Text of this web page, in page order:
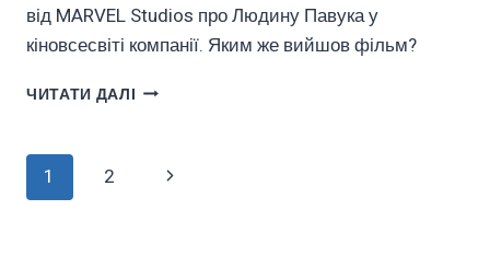
від MARVEL Studios про Людину Павука у
кіновсесвіті компанії. Яким же вийшов фільм?
ЧИТАТИ ДАЛІ ЛЮДИНА
(ВІДЕООГЛЯД)
Навігація
1 2
Наступна